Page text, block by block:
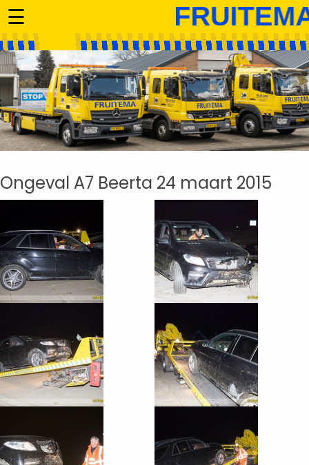
☰
Ongeval A7 Beerta 24 maart 2015